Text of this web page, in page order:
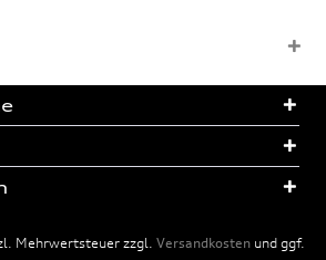
Mehrwertsteuer zzgl. Versandkostenund ggf.